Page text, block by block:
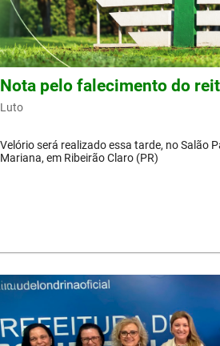
Nota pelo falecimento do
Luto
Velório será realizado essa tarde, no Salão
Mariana, em Ribeirão Claro (PR)